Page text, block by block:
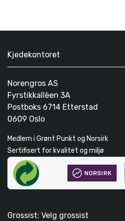
Kjedekontoret
Norengros AS
Fyrstikkallèen 3A
Postboks 6714 Etterstad
0609 Oslo
Medlem i Grønt Punkt og Norsirk
Sertifisert for kvalitet og miljø
Grossist: Velg grossist